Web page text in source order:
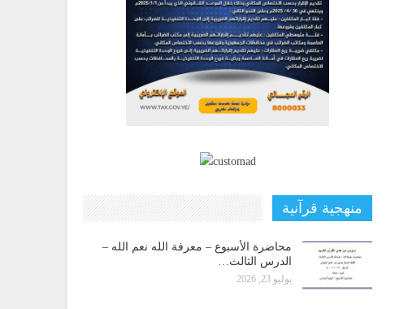
منهجية قرآنية
محاضرة الأسبوع – معرفة الله نعم الله –
الدرس الثالث…
يوليو 23, 2026